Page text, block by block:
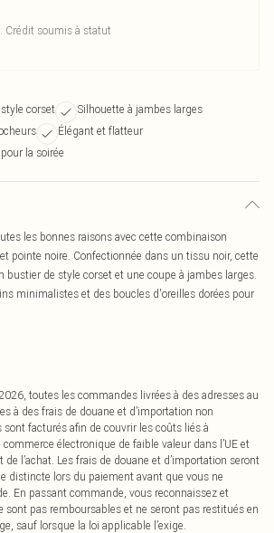
Crédit soumis à statut
corset
Silhouette à jambes larges
Élégant et flatteur
la soirée
les bonnes raisons avec cette combinaison
pointe noire. Confectionnée dans un tissu noir, cette
bustier de style corset et une coupe à jambes larges.
minimalistes et des boucles d'oreilles dorées pour
toutes les commandes livrées à des adresses au
à des frais de douane et d’importation non
sont facturés afin de couvrir les coûts liés à
commerce électronique de faible valeur dans l’UE et
l’achat. Les frais de douane et d’importation seront
distincte lors du paiement avant que vous ne
En passant commande, vous reconnaissez et
sont pas remboursables et ne seront pas restitués en
sauf lorsque la loi applicable l’exige.